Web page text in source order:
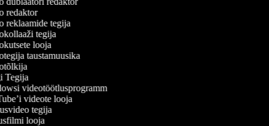
redaktor
reklaamide tegija
tegija
looja
taustamuusika
videotöötlusprogramm
videote looja
tegija
looja